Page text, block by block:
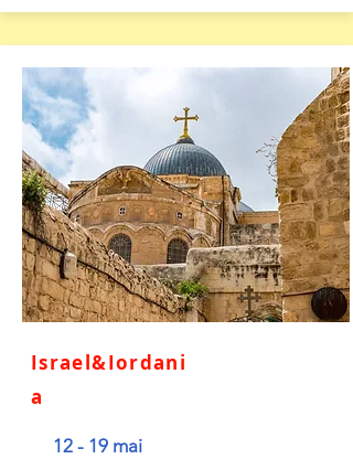
Israel&Iordani
a
12 - 19 mai